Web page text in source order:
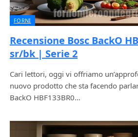
FORNI
Recensione Bosc BackO
sr/bk | Serie 2
Cari lettori, oggi vi offriamo
nuovo prodotto che sta facendo
BackO HBF133BR0…